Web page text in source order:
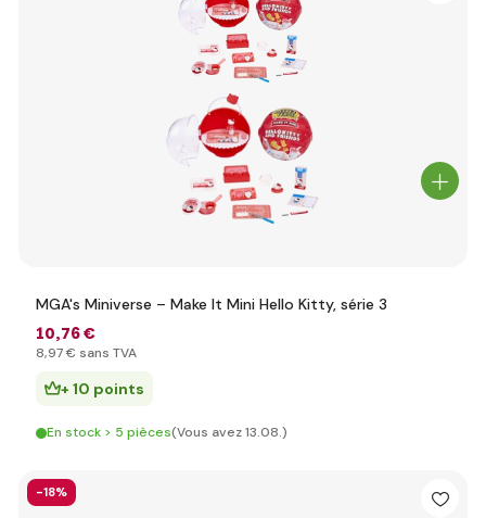
MGA's Miniverse – Make It Mini Hello Kitty, série 3
10,76 €
8,97 € sans TVA
+ 10 points
En stock > 5 pièces(Vous avez 13.08.)
-18%